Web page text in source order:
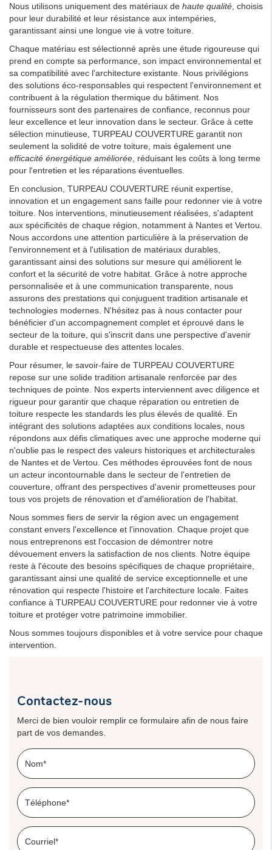
Nous utilisons uniquement des matériaux de haute qualité , choisis
pour leur durabilité et leur résistance aux intempéries,
garantissant ainsi une longue vie à votre toiture.
Chaque matériau est sélectionné après une étude rigoureuse qui
prend en compte sa performance, son impact environnemental et
sa compatibilité avec l'architecture existante. Nous privilégions
des solutions éco-responsables qui respectent l'environnement et
contribuent à la régulation thermique du bâtiment. Nos
fournisseurs sont des partenaires de confiance, reconnus pour
leur excellence et leur innovation dans le secteur. Grâce à cette
sélection minutieuse, TURPEAU COUVERTURE garantit non
seulement la solidité de votre toiture, mais également une
efficacité énergétique améliorée , réduisant les coûts à long terme
pour l'entretien et les réparations éventuelles.
En conclusion, TURPEAU COUVERTURE réunit expertise,
innovation et un engagement sans faille pour redonner vie à votre
toiture. Nos interventions, minutieusement réalisées, s'adaptent
aux spécificités de chaque région, notamment à Nantes et Vertou.
Nous accordons une attention particulière à la préservation de
l'environnement et à l'utilisation de matériaux durables,
garantissant ainsi des solutions sur mesure qui améliorent le
confort et la sécurité de votre habitat. Grâce à notre approche
personnalisée et à une communication transparente, nous
assurons des prestations qui conjuguent tradition artisanale et
technologies modernes. N'hésitez pas à nous contacter pour
bénéficier d'un accompagnement complet et éprouvé dans le
secteur de la toiture, qui s'inscrit dans une perspective d'avenir
durable et respectueuse des attentes locales.
Pour résumer, le savoir-faire de TURPEAU COUVERTURE
repose sur une solide tradition artisanale renforcée par des
techniques de pointe. Nos experts interviennent avec diligence et
rigueur pour garantir que chaque réparation ou entretien de
toiture respecte les standards les plus élevés de qualité. En
intégrant des solutions adaptées aux conditions locales, nous
répondons aux défis climatiques avec une approche moderne qui
n'oublie pas le respect des valeurs historiques et architecturales
de Nantes et de Vertou. Ces méthodes éprouvées font de nous
un acteur incontournable dans le secteur de l'entretien de
couverture, offrant des perspectives d'avenir prometteuses pour
tous vos projets de rénovation et d'amélioration de l'habitat.
Nous sommes fiers de servir la région avec un engagement
constant envers l'excellence et l'innovation. Chaque projet que
nous entreprenons est l'occasion de démontrer notre
dévouement envers la satisfaction de nos clients. Notre équipe
reste à l'écoute des besoins spécifiques de chaque propriétaire,
garantissant ainsi une qualité de service exceptionnelle et une
rénovation qui respecte l'histoire et l'architecture locale. Faites
confiance à TURPEAU COUVERTURE pour redonner vie à votre
toiture et protéger votre patrimoine immobilier.
Nous sommes toujours disponibles et à votre service pour chaque
intervention.
Contactez-nous
Merci de bien vouloir remplir ce formulaire afin de nous faire
part de vos demandes.